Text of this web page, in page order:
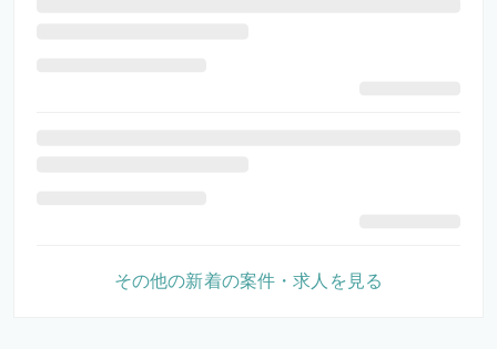
その他の新着の案件・求人を見る